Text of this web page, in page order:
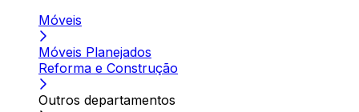
Móveis
Móveis Planejados
Reforma e Construção
Outros departamentos